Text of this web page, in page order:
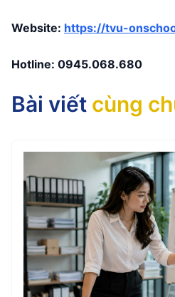
Website: https://tvu-
Hotline: 0945.068.680
Bài viết cùng